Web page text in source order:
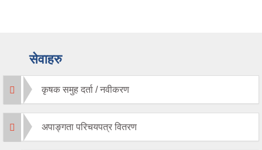
सेवाहरु
कृषक समुह दर्ता / नवीकरण
अपाङ्गता परिचयपत्र वितरण